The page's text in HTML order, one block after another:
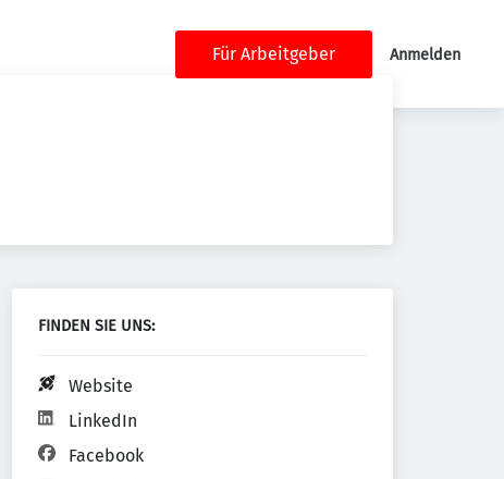
Für Arbeitgeber Anmelden
FINDEN SIE UNS:
Website
LinkedIn
Facebook